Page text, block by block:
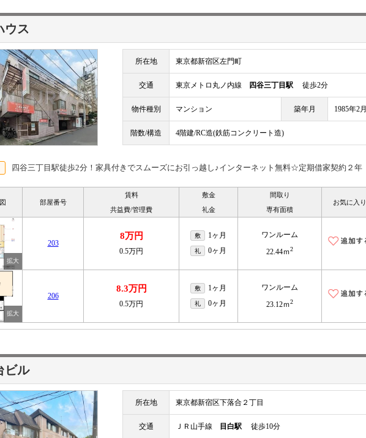
ウス
所在地 東京都新宿区左門町
交通 東京メトロ丸ノ内線 四谷三丁目駅 徒歩2分
物件種別 マンション 築年月 1985年2月
階数/構造 4階建/RC造(鉄筋コンクリート造)
四谷三丁目駅徒歩2分！家具付きでスムーズにお引っ越し♪インターネット無料☆定期借家契約２年
部屋番号
賃料
共益費/管理費
敷金
礼金
間取り
専有面積
お気に入り
203
8万円
0.5万円
敷 1ヶ月
礼 0ヶ月
ワンルーム
22.44ｍ2
206
8.3万円
0.5万円
敷 1ヶ月
礼 0ヶ月
ワンルーム
23.12ｍ2
ビル
所在地 東京都新宿区下落合２丁目
交通 ＪＲ山手線 目白駅 徒歩10分